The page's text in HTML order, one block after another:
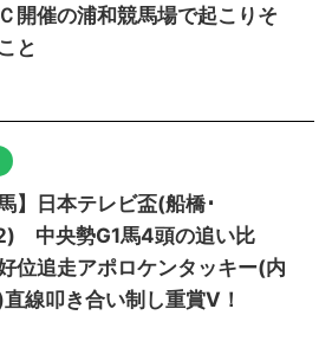
開催の浦和競馬場で起こりそ
と
馬】日本テレビ盃(船橋･
中央勢G1馬4頭の追い比
位追走アポロケンタッキー(内
直線叩き合い制し重賞V！